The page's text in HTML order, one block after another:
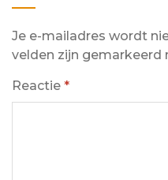
Je e-mailadres wordt
velden zijn gemarkeerd
Reactie *